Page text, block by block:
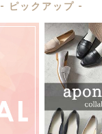
- ピックアップ -